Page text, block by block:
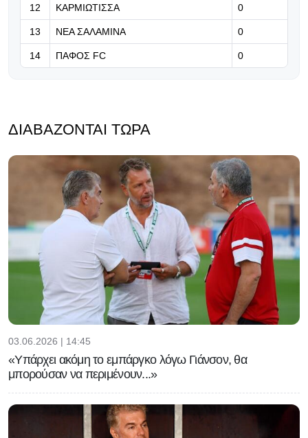
τον Πέρεθ
12 ΚΑΡΜΙΩΤΙΣΣΑ 0
13 ΝΕΑ ΣΑΛΑΜΙΝΑ 0
14 ΠΑΦΟΣ FC 0
ΔΙΑΒΆΖΟΝΤΑΙ ΤΏΡΑ
03.06.2026 | 14:45
«Υπάρχει ακόμη το εμπάργκο λόγω Γιάνσον, θα
μπορούσαν να περιμένουν...»